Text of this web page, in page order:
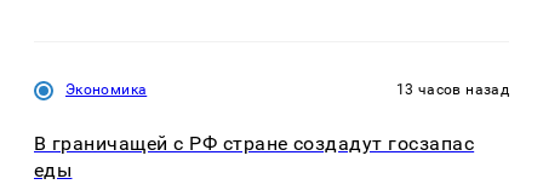
Экономика 13 часов назад
В граничащей с РФ стране создадут госзапас
еды